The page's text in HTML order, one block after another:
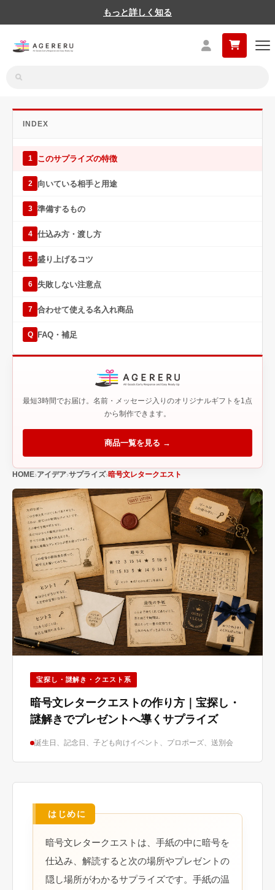
もっと詳しく知る
HOME アイデア サプライズ 暗号文レタークエスト
宝探し・謎解き・クエスト系
暗号文レタークエストの作り方｜宝探し・
謎解きでプレゼントへ導くサプライズ
誕生日、記念日、子ども向けイベント、プロポーズ、送別会
暗号文レタークエストは、手紙の中に暗号を
仕込み、解読すると次の場所やプレゼントの
隠し場所がわかるサプライズです。手紙の温
INDEX
1 このサプライズの特徴
2 向いている相手と用途
3 準備するもの
4 仕込み方・渡し方
5 盛り上げるコツ
6 失敗しない注意点
7 合わせて使える名入れ商品
Q FAQ・補足
最短3時間でお届け。名前・メッセージ入りのオリジナルギフトを1点
から制作できます。
商品一覧を見る →